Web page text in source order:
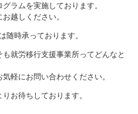
ラムを実施しております。
越しください。
随時承っております。
就労移行支援事業所ってどんなと
軽にお問い合わせください。
お待ちしております。